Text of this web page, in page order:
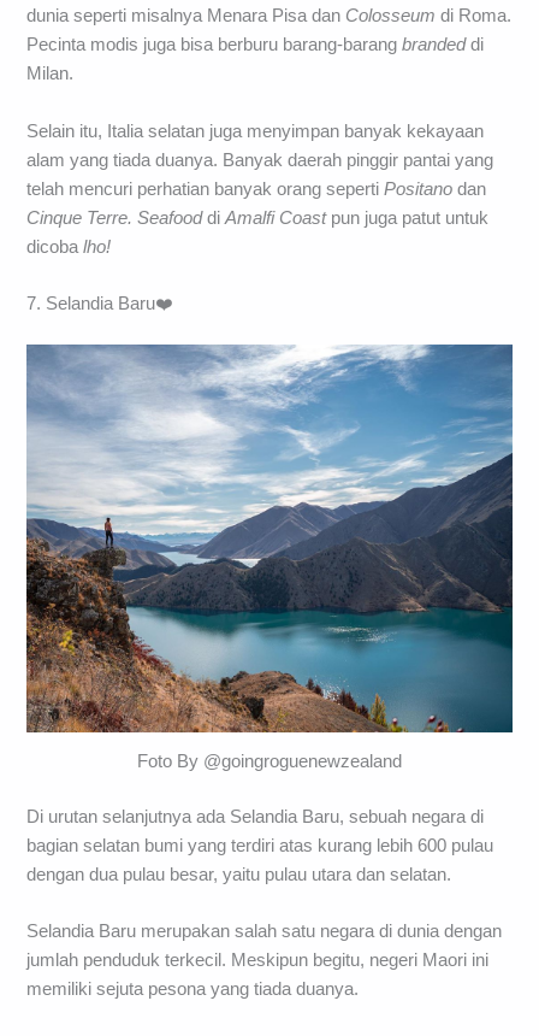
dunia seperti misalnya Menara Pisa dan Colosseum di Roma.
Pecinta modis juga bisa berburu barang-barangbrandeddi
Milan.
Selain itu, Italia selatan juga menyimpan banyak kekayaan
alam yang tiada duanya. Banyak daerah pinggir pantai yang
telah mencuri perhatian banyak orang sepertiPositano dan
Cinque Terre. SeafooddiAmalfi Coastpun juga patut untuk
dicobalho!
7. Selandia Baru❤️
Foto By @goingroguenewzealand
Di urutan selanjutnya ada Selandia Baru, sebuah negara di
bagian selatan bumi yang terdiri atas kurang lebih 600 pulau
dengan dua pulau besar, yaitu pulau utara dan selatan.
Selandia Baru merupakan salah satu negara di dunia dengan
jumlah penduduk terkecil. Meskipun begitu, negeri Maori ini
memiliki sejuta pesona yang tiada duanya.